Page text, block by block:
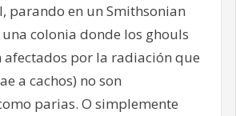
parando en un Smithsonian
colonia donde los ghouls
afectados por la radiación que
a cachos) no son
parias. O simplemente